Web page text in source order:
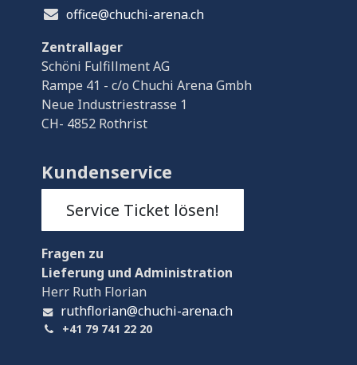
office@chuchi-arena.ch
Zentrallager
Schöni Fulfillment AG
Rampe 41 - c/o Chuchi Arena Gmbh
Neue Industriestrasse 1
CH- 4852 Rothrist
Kundenservice
Service Ticket lösen!
Fragen zu
Lieferung und Administration
Herr Ruth Florian
ruthflorian@chuchi-arena.ch
+41 79 741 22 20